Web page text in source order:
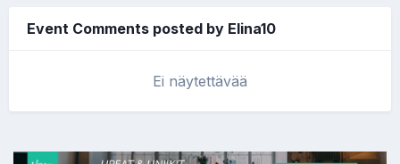
Event Comments posted by Elina10
Ei näytettävää